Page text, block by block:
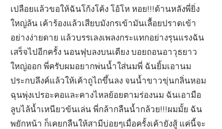
เปลือยแล้วขอให้ฉันโก้งโค้ง โอ้โห หอย!!!ด้านหลังพี่ยิ่ง
ใหญ่ล้น เค้าร้องแล้วเสียบมังกรเข้ามันเลื้อยปราดเข้า
อย่างง่ายดาย แล้วบรรเลงเพลงกระแทกอย่างรุนแรงฉัน
เสร็จไปอีกครั้ง นอนฟุบลงบนเตียง บอยถอนอาวุธยาว
ใหญ่ออก พี่ครับผมอยากพ่นน้ำใส่นมพี่ ฉันยิ้มเอานม
ประกบลึงค์แล้วให้เค้าถูไถขึ้นลง จนน้ำขาวขุ่นกลิ่นหอม
ฉุนพุ่งเปรอะคอและคางไหลย้อยตามร่องนม ฉันเอามือ
ลูบไล้น้ำเหนียวข้นเล่น พี่กล้ากลืนน้ำกล้วย!!!ผมมั้ย ฉัน
พยักหน้า ก็เคยกลืนให้สามีบ่อยๆเมื่อครั้งเค้ายังสู้ แค่นี้จะ